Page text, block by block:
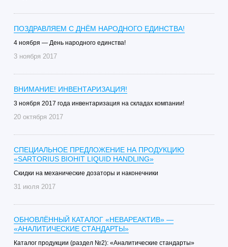
ПОЗДРАВЛЯЕМ С ДНЁМ НАРОДНОГО ЕДИНСТВА!
4 ноября — День народного единства!
3 ноября 2017
ВНИМАНИЕ! ИНВЕНТАРИЗАЦИЯ!
3 ноября 2017 года инвентаризация на складах компании!
20 октября 2017
СПЕЦИАЛЬНОЕ ПРЕДЛОЖЕНИЕ НА ПРОДУКЦИЮ
«SARTORIUS BIOHIT LIQUID HANDLING»
Скидки на механические дозаторы и наконечники
31 июля 2017
ОБНОВЛЁННЫЙ КАТАЛОГ «НЕВАРЕАКТИВ» —
«АНАЛИТИЧЕСКИЕ СТАНДАРТЫ»
Каталог продукции (раздел №2): «Аналитические стандарты»